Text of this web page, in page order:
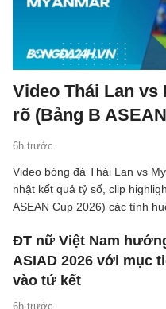
Video Thái Lan vs
rõ (Bảng B
6h trước
Video bóng đá Thái Lan vs
nhật kết quả tỷ số, clip
ASEAN Cup 2026) các tình
ĐT nữ Việt Nam
ASIAD 2026 với mục
vào tứ kết
6h trước